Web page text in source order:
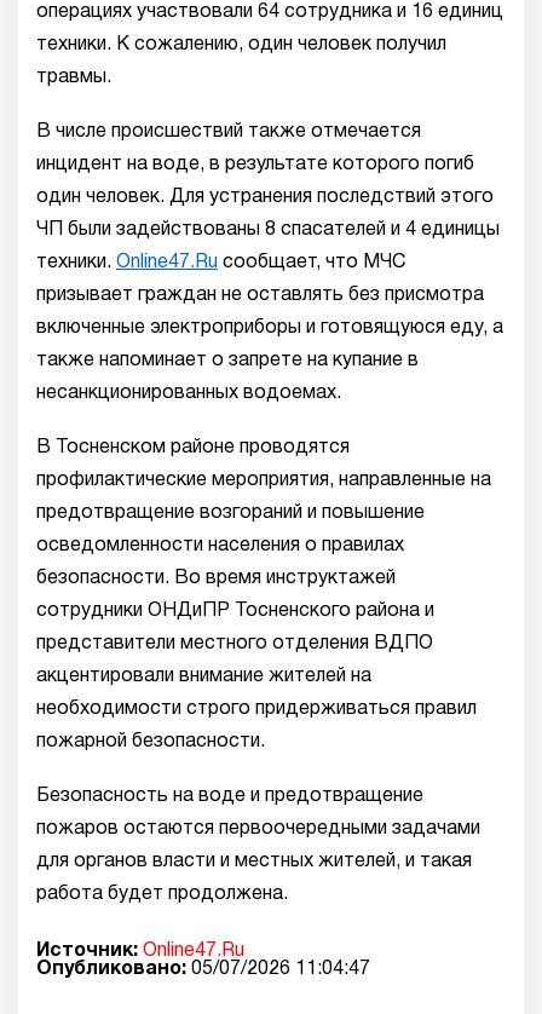
операциях участвовали 64 сотрудника и 16 единиц
техники. К сожалению, один человек получил
травмы.
В числе происшествий также отмечается
инцидент на воде, в результате которого погиб
один человек. Для устранения последствий этого
ЧП были задействованы 8 спасателей и 4 единицы
техники. Online47.Ru сообщает, что МЧС
призывает граждан не оставлять без присмотра
включенные электроприборы и готовящуюся еду, а
также напоминает о запрете на купание в
несанкционированных водоемах.
В Тосненском районе проводятся
профилактические мероприятия, направленные на
предотвращение возгораний и повышение
осведомленности населения о правилах
безопасности. Во время инструктажей
сотрудники ОНДиПР Тосненского района и
представители местного отделения ВДПО
акцентировали внимание жителей на
необходимости строго придерживаться правил
пожарной безопасности.
Безопасность на воде и предотвращение
пожаров остаются первоочередными задачами
для органов власти и местных жителей, и такая
работа будет продолжена.
Источник: Online47.Ru
Опубликовано: 05/07/2026 11:04:47